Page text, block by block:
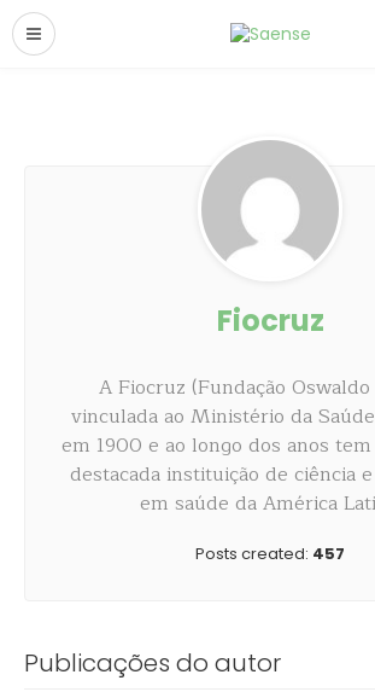
Fiocruz
A Fiocruz (Fundação
vinculada ao Ministério da
em 1900 e ao longo dos anos
destacada instituição de ciência
em saúde da América
Posts created: 457
Publicações do autor